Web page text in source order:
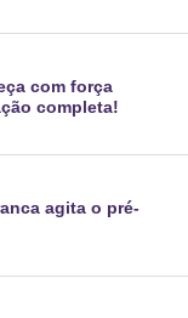
com força
completa!
agita o pré-